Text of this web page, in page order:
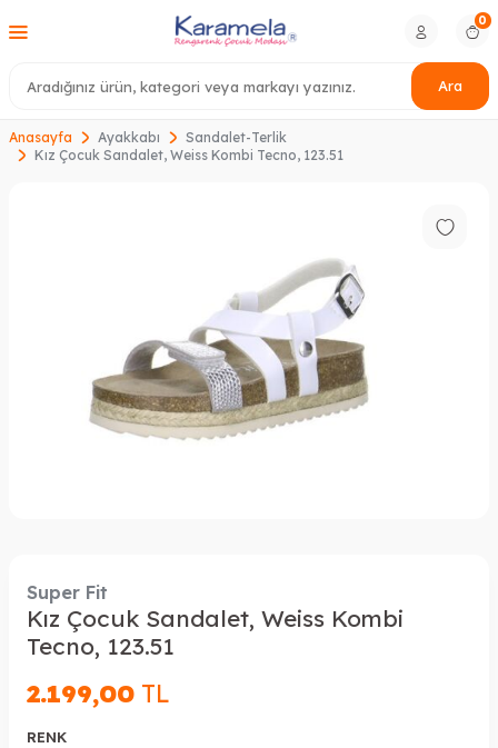
Ara
0
Anasayfa Ayakkabı
Sandalet-Terlik
Kız Çocuk Sandalet, Weiss Kombi Tecno, 123.51
Super Fit
Kız Çocuk Sandalet, Weiss Kombi
Tecno, 123.51
2.199,00 TL
RENK